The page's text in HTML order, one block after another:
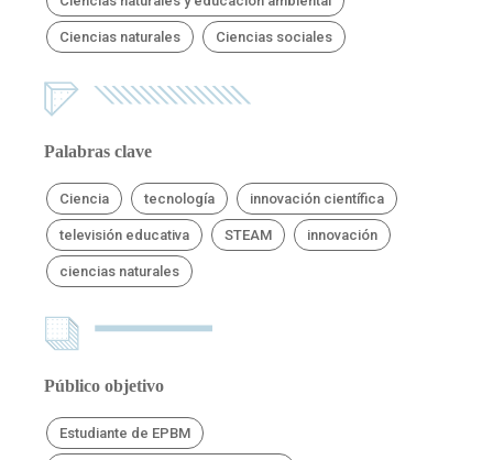
Ciencias naturales Ciencias sociales
Palabras clave
Ciencia tecnología innovación científica
televisión educativa STEAM innovación
ciencias naturales
Público objetivo
Estudiante de EPBM